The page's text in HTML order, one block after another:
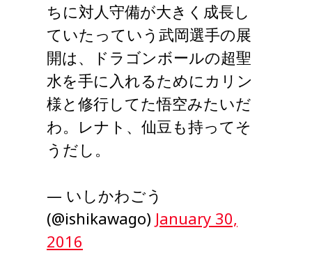
ちに対人守備が大きく成長し
ていたっていう武岡選手の展
開は、ドラゴンボールの超聖
水を手に入れるためにカリン
様と修行してた悟空みたいだ
わ。レナト、仙豆も持ってそ
うだし。
— いしかわごう
(@ishikawago) January 30,
2016